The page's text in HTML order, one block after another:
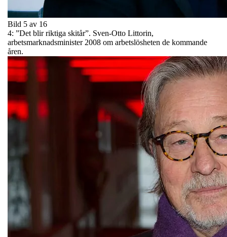
Bild 5 av 16
4: ”Det blir riktiga skitår”. Sven-Otto Littorin,
arbetsmarknadsminister 2008 om arbetslösheten de kommande
åren.